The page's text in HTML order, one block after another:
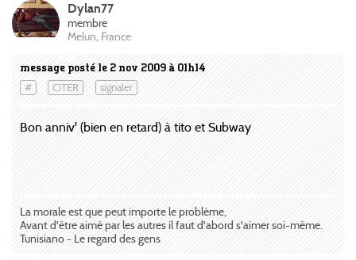
message posté le 2 nov 2009 à 01h14
# CITER signaler
Dylan77
membre
Melun, France
Bon anniv' (bien en retard) à tito et Subway
La morale est que peut importe le problème,
Avant d'être aimé par les autres il faut d'abord s'aimer soi-même.
Tunisiano - Le regard des gens